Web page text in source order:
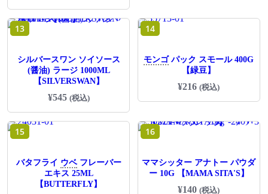
13
シルバースワン ソイソース
(醤油) ラージ 1000ML
【SILVERSWAN】
¥545 (税込)
14
モンゴパック スモール 400G
【緑豆】
¥216 (税込)
15
バタフライ ウベフレーバー
エキス 25ML
【BUTTERFLY】
16
ママシッター アナトー パウダ
ー 10G 【MAMA SITA'S】
¥140 (税込)